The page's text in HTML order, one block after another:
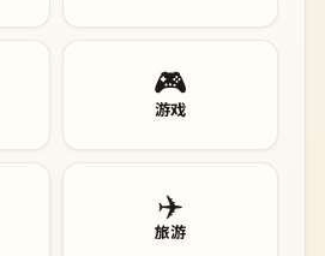
🎮
游戏
✈️
旅游